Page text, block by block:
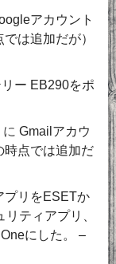
アカウント
は追加だが）
ー EB290をポ
に Gmailアカウ
時点では追加だ
プリをESETか
リティアプリ、
にした。 –